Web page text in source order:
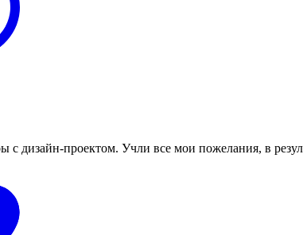
с дизайн-проектом. Учли все мои пожелания, в